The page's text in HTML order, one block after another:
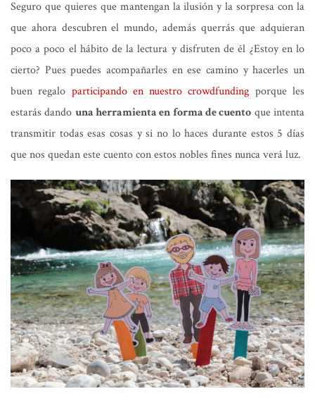
Seguro que quieres que mantengan la ilusión y la sorpresa con la
que ahora descubren el mundo, además querrás que adquieran
poco a poco el hábito de la lectura y disfruten de él ¿Estoy en lo
cierto? Pues puedes acompañarles en ese camino y hacerles un
buen regalo participando en nuestro crowdfunding porque les
estarás dando una herramienta en forma de cuento que intenta
transmitir todas esas cosas y si no lo haces durante estos 5 días
que nos quedan este cuento con estos nobles fines nunca verá luz.